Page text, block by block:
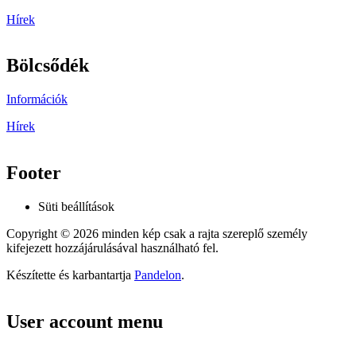
Hírek
Bölcsődék
Információk
Hírek
Footer
Süti beállítások
Copyright © 2026 minden kép csak a rajta szereplő személy
kifejezett hozzájárulásával használható fel.
Készítette és karbantartja Pandelon.
User account menu